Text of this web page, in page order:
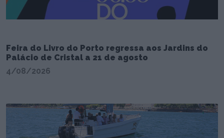
Feira do Livro do Porto regressa aos Jardins do
Palácio de Cristal a 21 de agosto
4/08/2026